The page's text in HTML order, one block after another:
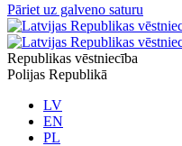
Pāriet uz galveno saturu
Republikas vēstniecība
Polijas Republikā
LV
EN
PL